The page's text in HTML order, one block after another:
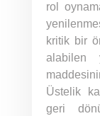
rol
kritik bir
alabilen
Üstelik
geri